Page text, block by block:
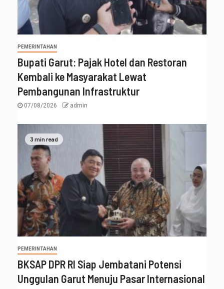
PEMERINTAHAN
Bupati Garut: Pajak Hotel dan Restoran
Kembali ke Masyarakat Lewat
Pembangunan Infrastruktur
07/08/2026 admin
3 min read
PEMERINTAHAN
BKSAP DPR RI Siap Jembatani Potensi
Unggulan Garut Menuju Pasar Internasional